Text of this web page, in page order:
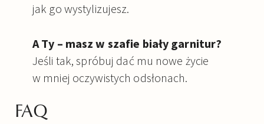
jak go wystylizujesz.
A Ty – masz w szafie biały garnitur?
Jeśli tak, spróbuj dać mu nowe życie
w mniej oczywistych odsłonach.
FAQ